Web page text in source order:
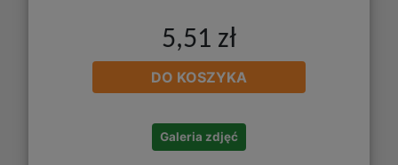
5,51 zł
DO KOSZYKA
Galeria zdjęć